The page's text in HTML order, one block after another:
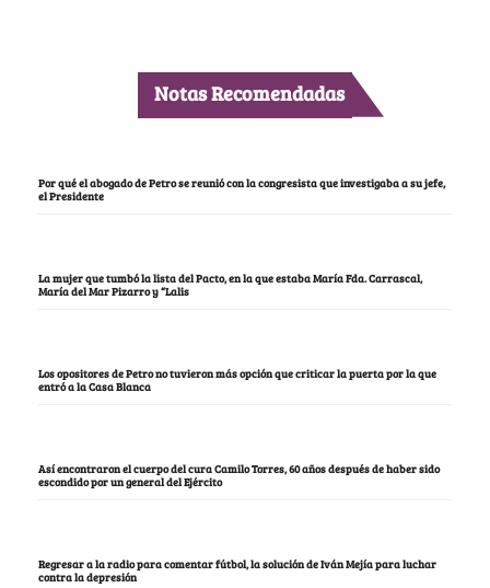
Notas Recomendadas
Por qué el abogado de Petro se reunió con la congresista que investigaba a su jefe,
el Presidente
La mujer que tumbó la lista del Pacto, en la que estaba María Fda. Carrascal,
María del Mar Pizarro y “Lalis
Los opositores de Petro no tuvieron más opción que criticar la puerta por la que
entró a la Casa Blanca
Así encontraron el cuerpo del cura Camilo Torres, 60 años después de haber sido
escondido por un general del Ejército
Regresar a la radio para comentar fútbol, la solución de Iván Mejía para luchar
contra la depresión